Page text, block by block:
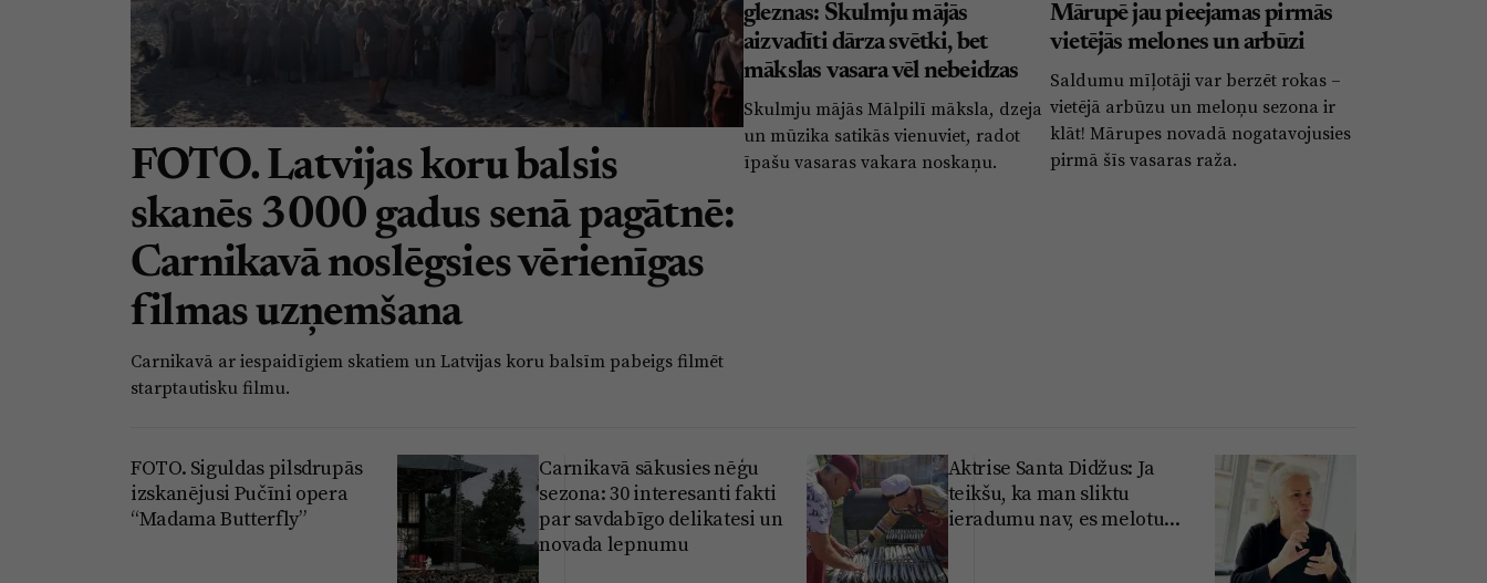
FOTO. Latvijas koru balsis
skanēs 3000 gadus senā pagātnē:
Carnikavā noslēgsies vērienīgas
filmas uzņemšana
Carnikavā ar iespaidīgiem skatiem un Latvijas koru balsīm pabeigs filmēt
starptautisku filmu.
gleznas: Skulmju mājās
aizvadīti dārza svētki, bet
mākslas vasara vēl nebeidzas
Skulmju mājās Mālpilī māksla, dzeja
un mūzika satikās vienuviet, radot
īpašu vasaras vakara noskaņu.
Mārupē jau pieejamas pirmās
vietējās melones un arbūzi
Saldumu mīļotāji var berzēt rokas –
vietējā arbūzu un meloņu sezona ir
klāt! Mārupes novadā nogatavojusies
pirmā šīs vasaras raža.
FOTO. Siguldas pilsdrupās
izskanējusi Pučīni opera
“Madama Butterfly”
Carnikavā sākusies nēģu
sezona: 30 interesanti fakti
par savdabīgo delikatesi un
novada lepnumu
Aktrise Santa Didžus: Ja
teikšu, ka man sliktu
ieradumu nav, es melotu...